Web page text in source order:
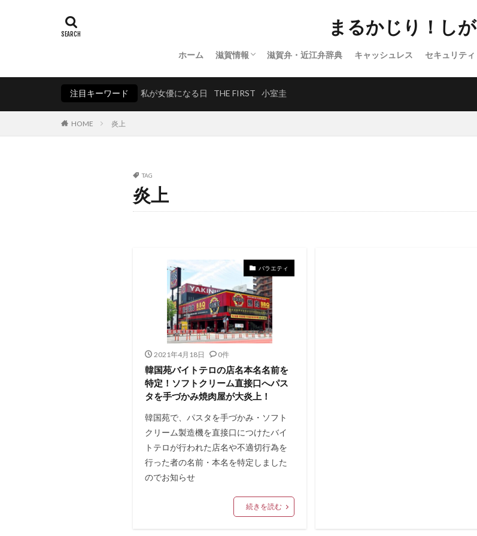
まるかじり！しが
ホーム 滋賀情報
湖北
湖東
湖南
湖西
滋賀弁・近江弁辞典 キャッシュレス セキュリティ
注目キーワード 私が女優になる日 THE FIRST 小室圭
HOME 炎上
TAG
炎上
バラエティ
2021年4月18日 0件
韓国苑バイトテロの店名本名名前を
特定！ソフトクリーム直接口へパス
タを手づかみ焼肉屋が大炎上！
韓国苑で、パスタを手づかみ・ソフト
クリーム製造機を直接口につけたバイ
トテロが行われた店名や不適切行為を
行った者の名前・本名を特定しました
のでお知らせ
続きを読む